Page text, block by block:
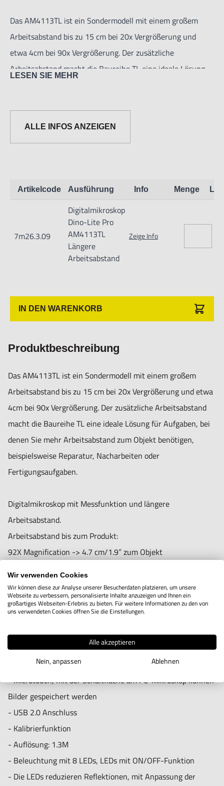
Das AM4113TL ist ein Sondermodell mit einem großem
Arbeitsabstand bis zu 15 cm bei 20x Vergrößerung und
etwa 4cm bei 90x Vergrößerung. Der zusätzliche
Arbeitsabstand macht die Baureihe TL eine ideale Lösung
92X Magnification -> 4.7 cm/1.9” zum Objekt
79X Magnification -> 5.0 cm/2.0” zum Objekt
52X Magnification -> 6.3 cm/2.5” zum Objekt
27X Magnification -> 11.5 cm/4.5” zum Objekt
20X Magnification -> 14.4 cm/5.7” zum Objekt
- Mit 10- bis 90-facher Vergrößerung!
- Stufenlose Vergrößerung mit Fokussierskala
- Microtouch, mit der Schaltfläche am PC-Mikroskop
können Bilder gespeichert werden
- Kalibrierfunktion
- Auflösung: 1.3M
- Beleuchtung mit 8 LEDs, LEDs mit ON/OFF-Funktion
- Die LEDs reduzieren Reflektionen, mit Anpassung der
Lichtstärke
- Bildfrequenz bis 30 fps
- Anschluss und Stromversorgung durch USB 2.0
- Gewicht 90 g
- CE-Zulassung
- Inklusive USB-Kabel (1,8 m)
- Inklusive Software für verschiedene Messungen:
- Geeignet für Windows 7, 8, 10 or 11, MacOS 10.9 and up
Typ: AM4113TL
- Digitales USB mikroskop mit 1,8m USB-Anschlußkabel
- Standfuss
- Software mit Treiber in deutsch
- Anleitung in deutsch
LESEN SIE MEHR
ALLE INFOS ANZEIGEN
Artikelcode Ausführung Info Menge
7m26.3.09
Digitalmikroskop
Dino-Lite Pro
AM4113TL
Längere
Arbeitsabstand
Zeige Info
IN DEN WARENKORB
Produktbeschreibung
Das AM4113TL ist ein Sondermodell mit einem großem
Arbeitsabstand bis zu 15 cm bei 20x Vergrößerung und etwa
4cm bei 90x Vergrößerung. Der zusätzliche Arbeitsabstand
macht die Baureihe TL eine ideale Lösung für Aufgaben, bei
denen Sie mehr Arbeitsabstand zum Objekt benötigen,
beispielsweise Reparatur, Nacharbeiten oder
Fertigungsaufgaben.
Digitalmikroskop mit Messfunktion und längere
Arbeitsabstand.
Arbeitsabstand bis zum Produkt:
92X Magnification -> 4.7 cm/1.9” zum Objekt
52X Magnification -> 6.3 cm/2.5” zum Objekt
27X Magnification -> 11.5 cm/4.5” zum Objekt
20X Magnification -> 14.4 cm/5.7” zum Objekt
- Mit 10- bis 90-facher Vergrößerung!
- Stufenlose Vergrößerung mit Fokussierskala
- Microtouch, mit der Schaltfläche am PC-Mikroskop können
Bilder gespeichert werden
- USB 2.0 Anschluss
- Kalibrierfunktion
- Auflösung: 1.3M
- Beleuchtung mit 8 LEDs, LEDs mit ON/OFF-Funktion
- Die LEDs reduzieren Reflektionen, mit Anpassung der
Wir verwenden Cookies
Wir können diese zur Analyse unserer Besucherdaten platzieren, um unsere
Webseite zu verbessern, personalisierte Inhalte anzuzeigen und Ihnen ein
großartiges Webseiten-Erlebnis zu bieten. Für weitere Informationen zu den von
uns verwendeten Cookies öffnen Sie die Einstellungen.
Alle akzeptieren
Nein, anpassen
Ablehnen